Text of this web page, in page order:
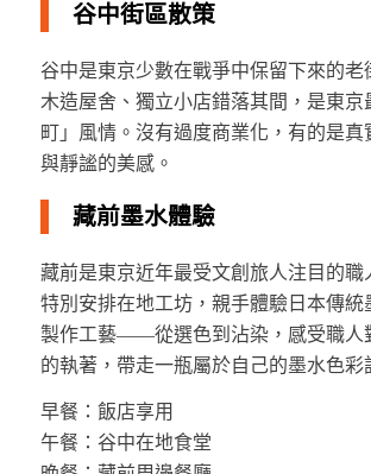
谷中街區散策
谷中是東京少數在戰爭中保留下來的老
木造屋舍、獨立小店錯落其間，是東京
町」風情。沒有過度商業化，有的是真
與靜謐的美感。
藏前墨水體驗
藏前是東京近年最受文創旅人注目的職
特別安排在地工坊，親手體驗日本傳統
製作工藝——從選色到沾染，感受職人
的執著，帶走一瓶屬於自己的墨水色彩
早餐：飯店享用
午餐：谷中在地食堂